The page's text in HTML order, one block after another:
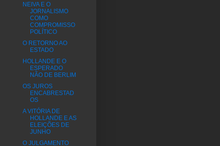
NEIVA E O
JORNALISMO
COMO
COMPROMISSO
POLÍTICO
O RETORNO AO
ESTADO
HOLLANDE E O
ESPERADO
NÃO DE BERLIM
OS JUROS
ENCABRESTAD
OS
A VITÓRIA DE
HOLLANDE E AS
ELEIÇÕES DE
JUNHO
O JULGAMENTO